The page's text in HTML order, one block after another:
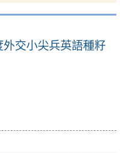
外交小尖兵英語種籽